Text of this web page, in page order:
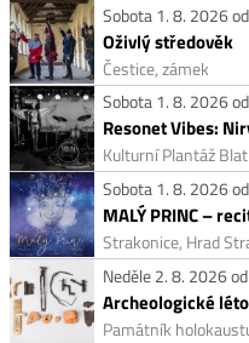
Sobota 1. 8. 2026
Oživlý středověk
Čestice, zámek
Sobota 1. 8. 2026
Kulturní Plantáž
Sobota 1. 8. 2026
MALÝ PRINC –
Strakonice, Hrad
Neděle 2. 8. 2026
Archeologické léto
Památník